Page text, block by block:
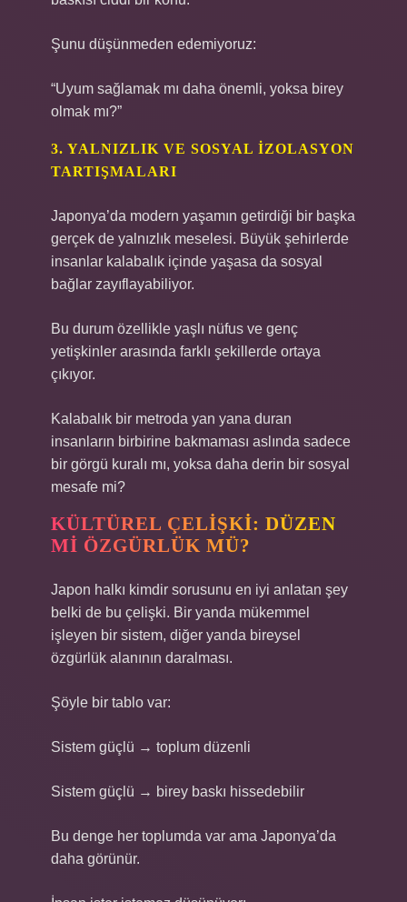
Şunu düşünmeden edemiyoruz:
“Uyum sağlamak mı daha önemli, yoksa birey
olmak mı?”
3. YALNIZLIK VE SOSYAL İZOLASYON
TARTIŞMALARI
Japonya’da modern yaşamın getirdiği bir başka
gerçek de yalnızlık meselesi. Büyük şehirlerde
insanlar kalabalık içinde yaşasa da sosyal
bağlar zayıflayabiliyor.
Bu durum özellikle yaşlı nüfus ve genç
yetişkinler arasında farklı şekillerde ortaya
çıkıyor.
Kalabalık bir metroda yan yana duran
insanların birbirine bakmaması aslında sadece
bir görgü kuralı mı, yoksa daha derin bir sosyal
mesafe mi?
KÜLTÜREL ÇELIŞKI: DÜZEN
MI ÖZGÜRLÜK MÜ?
Japon halkı kimdir sorusunu en iyi anlatan şey
belki de bu çelişki. Bir yanda mükemmel
işleyen bir sistem, diğer yanda bireysel
özgürlük alanının daralması.
Şöyle bir tablo var:
Sistem güçlü → toplum düzenli
Sistem güçlü → birey baskı hissedebilir
Bu denge her toplumda var ama Japonya’da
daha görünür.